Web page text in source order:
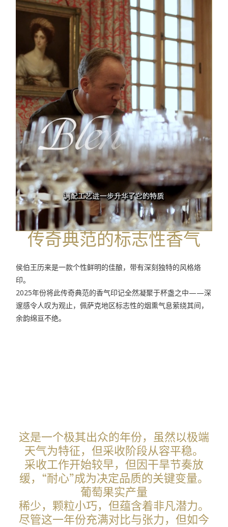
传奇典范的标志性香气
侯伯王历来是一款个性鲜明的佳酿，带有深刻独特的风格烙
印。
2025年份将此传奇典范的香气印记全然凝聚于杯盏之中——深
邃感令人叹为观止，佩萨克地区标志性的烟熏气息萦绕其间，
余韵绵亘不绝。
这是一个极其出众的年份，虽然以极端
天气为特征，但采收阶段从容平稳。
采收工作开始较早，但因干旱节奏放
缓，“耐心”成为决定品质的关键变量。
葡萄果实产量
稀少，颗粒小巧，但蕴含着非凡潜力。
尽管这一年份充满对比与张力，但如今